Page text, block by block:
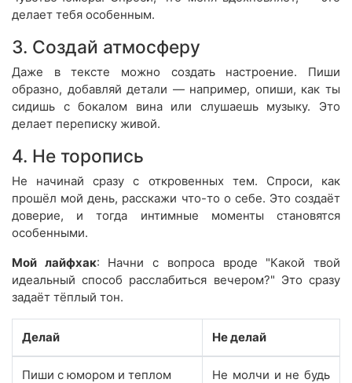
делает тебя особенным.
3. Создай атмосферу
Даже в тексте можно создать настроение. Пиши
образно, добавляй детали — например, опиши, как ты
сидишь с бокалом вина или слушаешь музыку. Это
делает переписку живой.
4. Не торопись
Не начинай сразу с откровенных тем. Спроси, как
прошёл мой день, расскажи что-то о себе. Это создаёт
доверие, и тогда интимные моменты становятся
особенными.
Мой лайфхак: Начни с вопроса вроде "Какой твой
идеальный способ расслабиться вечером?" Это сразу
задаёт тёплый тон.
Делай Не делай
Пиши с юмором и теплом
Не молчи и не будь